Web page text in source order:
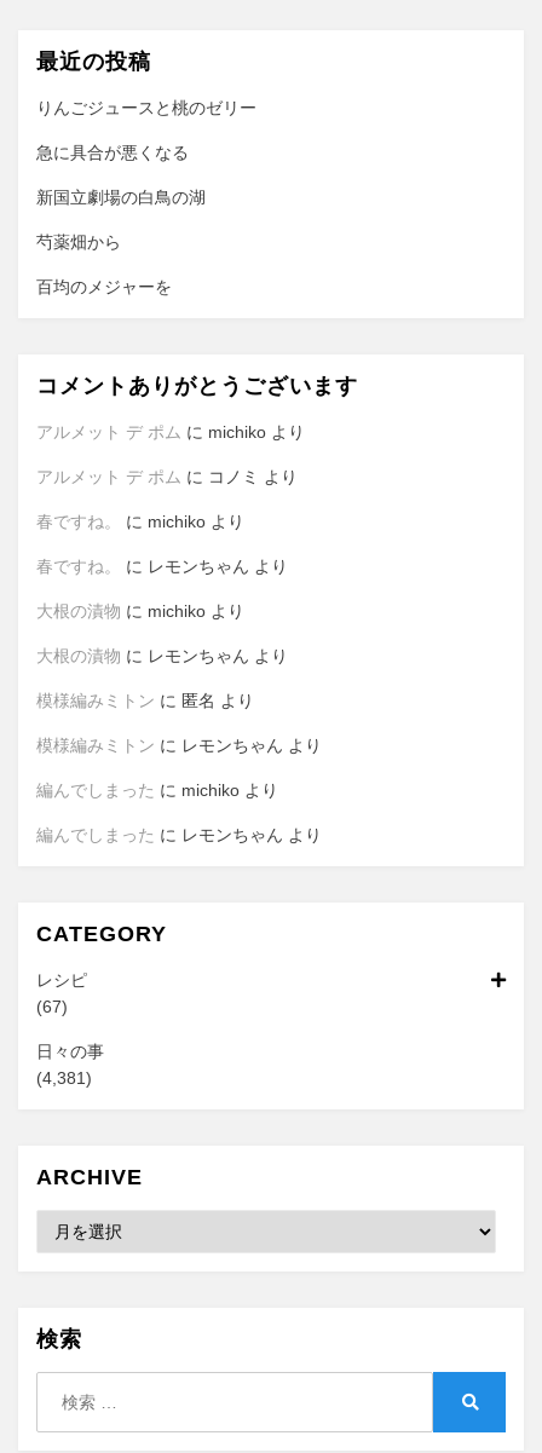
シ
ョ
ン
最近の投稿
りんごジュースと桃のゼリー
急に具合が悪くなる
新国立劇場の白鳥の湖
芍薬畑から
百均のメジャーを
コメントありがとうございます
アルメット デ ポム に michiko より
アルメット デ ポム に コノミ より
春ですね。 に michiko より
春ですね。 に レモンちゃん より
大根の漬物 に michiko より
大根の漬物 に レモンちゃん より
模様編みミトン に 匿名 より
模様編みミトン に レモンちゃん より
編んでしまった に michiko より
編んでしまった に レモンちゃん より
CATEGORY
レシピ
(67)
日々の事
(4,381)
ARCHIVE
Archive
検索